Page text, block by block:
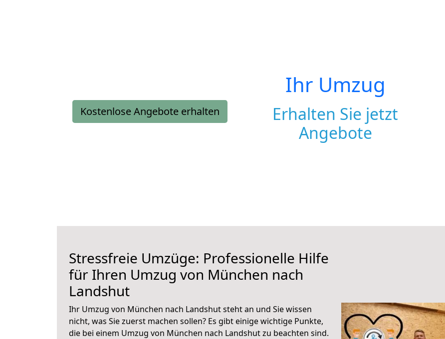
Kostenlose Angebote erhalten
Ihr Umzug
Erhalten Sie jetzt
Angebote
Stressfreie Umzüge: Professionelle Hilfe
für Ihren Umzug von München nach
Landshut
Ihr Umzug von München nach Landshut steht an und Sie wissen
nicht, was Sie zuerst machen sollen? Es gibt einige wichtige Punkte,
die bei einem Umzug von München nach Landshut zu beachten sind.